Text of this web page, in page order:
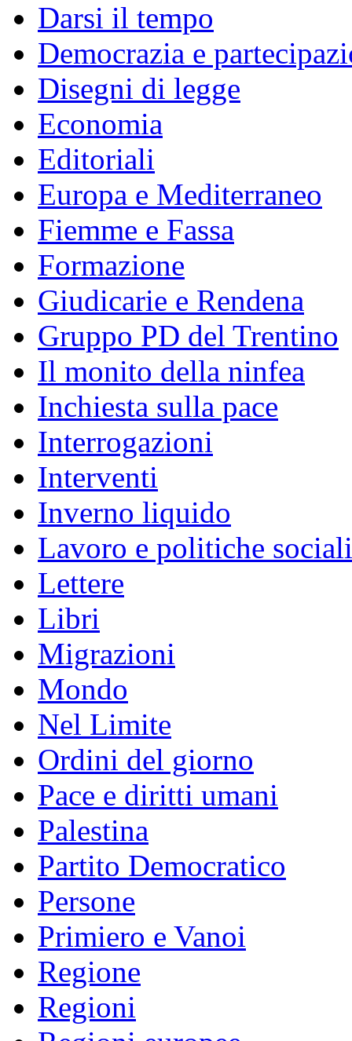
Darsi il tempo
Democrazia e
Disegni di legge
Economia
Editoriali
Europa e Mediterraneo
Fiemme e Fassa
Formazione
Giudicarie e Rendena
Gruppo PD del Trentino
Il monito della ninfea
Inchiesta sulla pace
Interrogazioni
Interventi
Inverno liquido
Lavoro e politiche sociali
Lettere
Libri
Migrazioni
Mondo
Nel Limite
Ordini del giorno
Pace e diritti umani
Palestina
Partito Democratico
Persone
Primiero e Vanoi
Regione
Regioni